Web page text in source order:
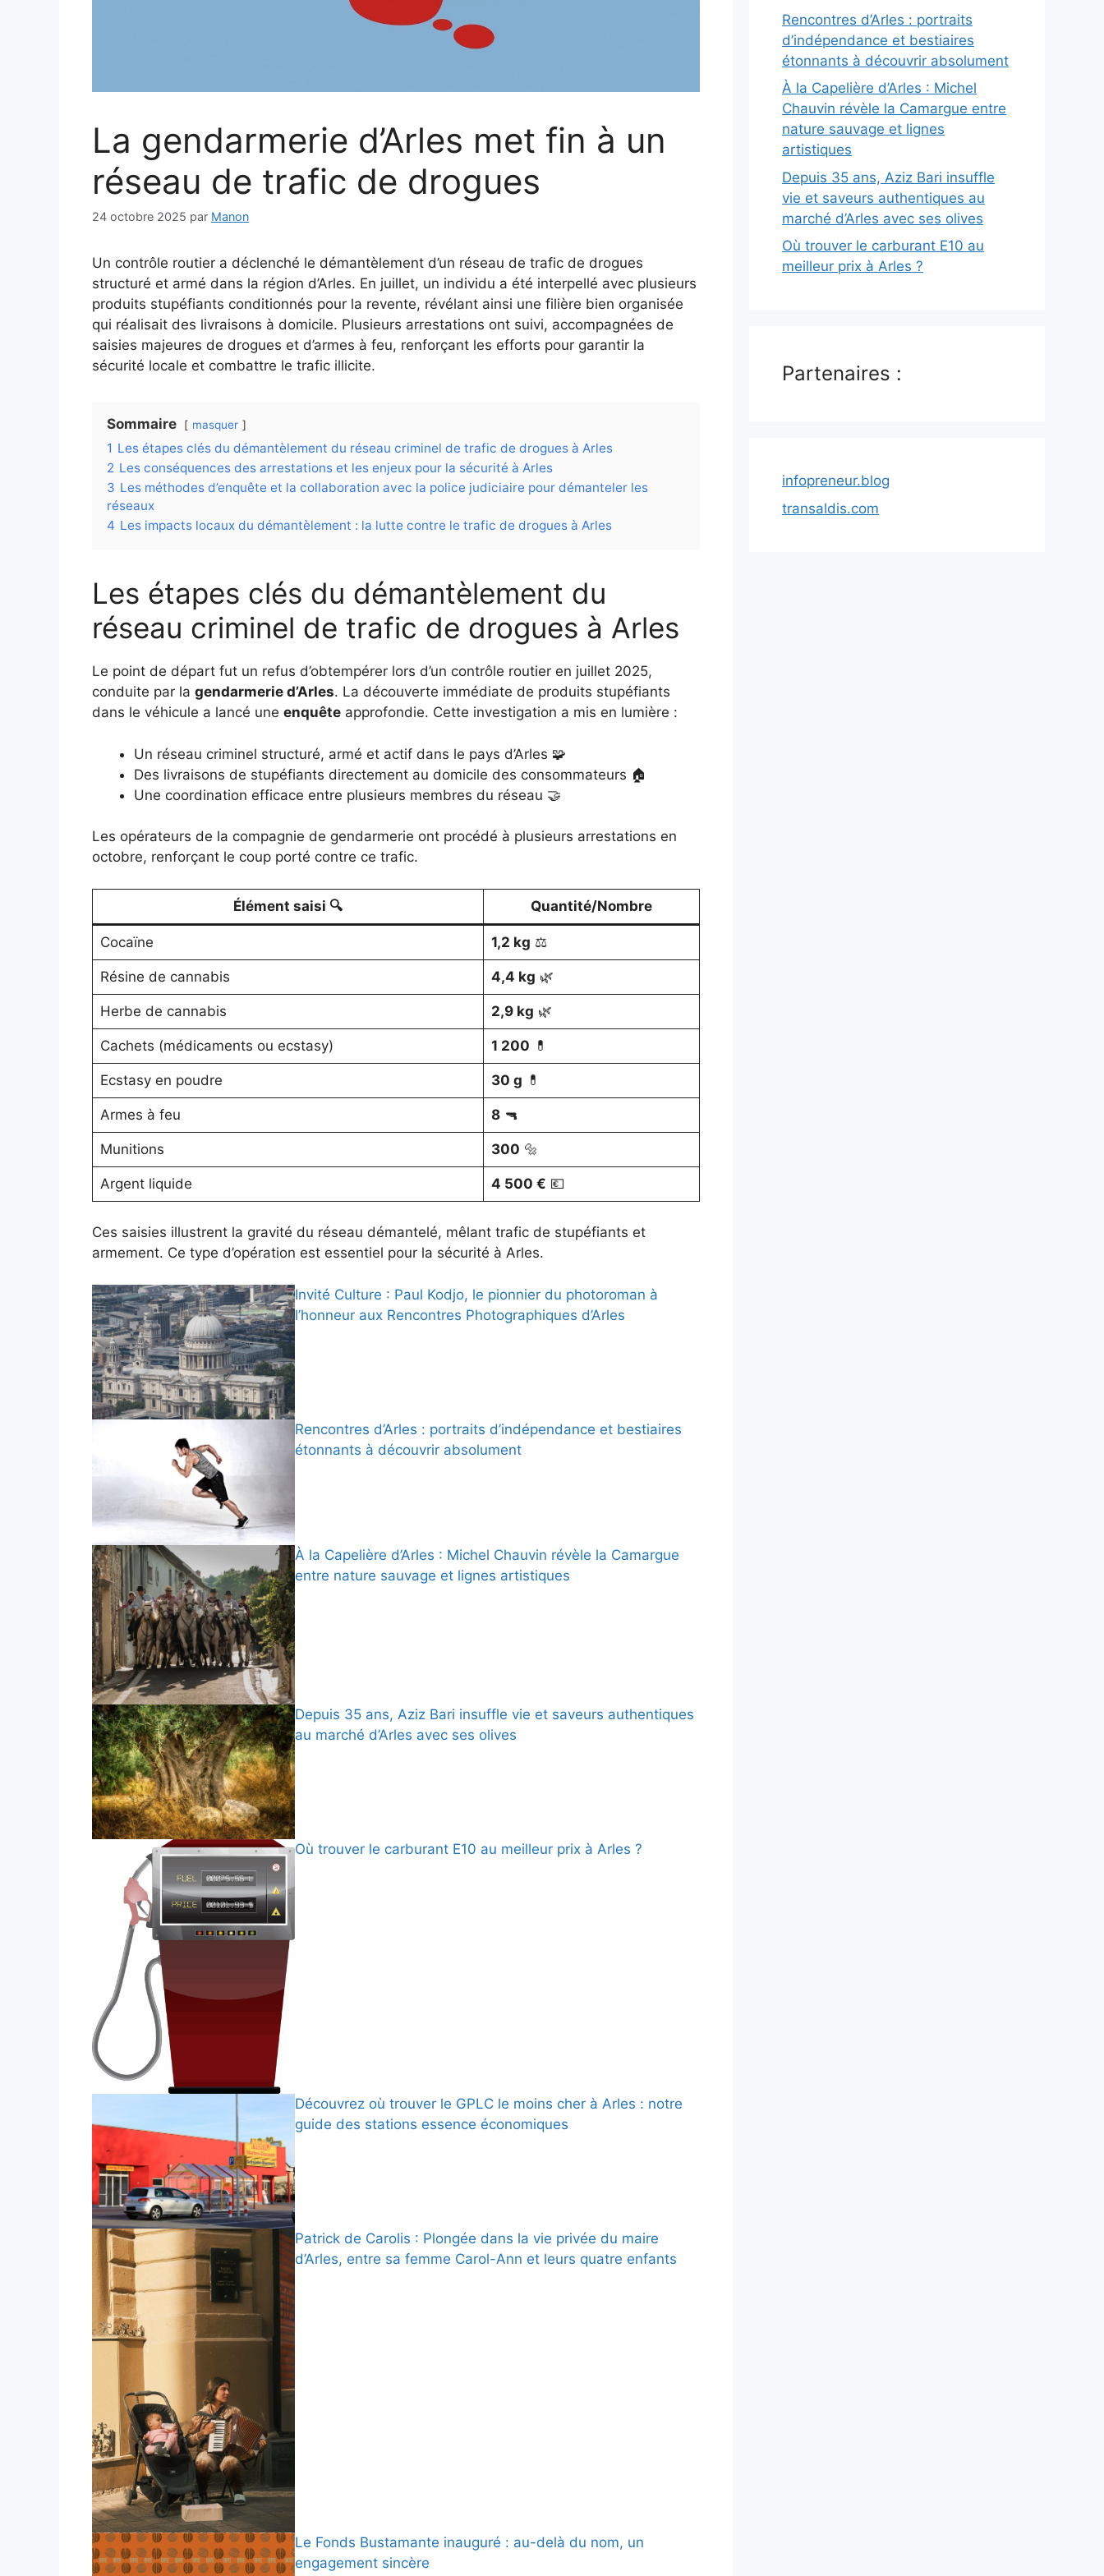
La gendarmerie d’Arles met fin à un
réseau de trafic de drogues
24 octobre 2025 par Manon
Un contrôle routier a déclenché le démantèlement d’un réseau de trafic de drogues
structuré et armé dans la région d’Arles. En juillet, un individu a été interpellé avec plusieurs
produits stupéfiants conditionnés pour la revente, révélant ainsi une filière bien organisée
qui réalisait des livraisons à domicile. Plusieurs arrestations ont suivi, accompagnées de
saisies majeures de drogues et d’armes à feu, renforçant les efforts pour garantir la
sécurité locale et combattre le trafic illicite.
Sommaire masquer
1 Les étapes clés du démantèlement du réseau criminel de trafic de drogues à Arles
2 Les conséquences des arrestations et les enjeux pour la sécurité à Arles
3 Les méthodes d’enquête et la collaboration avec la police judiciaire pour démanteler les
réseaux
4 Les impacts locaux du démantèlement : la lutte contre le trafic de drogues à Arles
Les étapes clés du démantèlement du
réseau criminel de trafic de drogues à Arles
Le point de départ fut un refus d’obtempérer lors d’un contrôle routier en juillet 2025,
conduite par la gendarmerie d’Arles. La découverte immédiate de produits stupéfiants
dans le véhicule a lancé une enquête approfondie. Cette investigation a mis en lumière :
Un réseau criminel structuré, armé et actif dans le pays d’Arles 🧩
Des livraisons de stupéfiants directement au domicile des consommateurs 🏠
Une coordination efficace entre plusieurs membres du réseau 🤝
Les opérateurs de la compagnie de gendarmerie ont procédé à plusieurs arrestations en
octobre, renforçant le coup porté contre ce trafic.
Élément saisi 🔍 Quantité/Nombre
Cocaïne 1,2 kg ⚖️
Résine de cannabis 4,4 kg 🌿
Herbe de cannabis 2,9 kg 🌿
Cachets (médicaments ou ecstasy) 1 200 💊
Ecstasy en poudre 30 g 💊
Armes à feu 8🔫
Munitions 300 🔩
Argent liquide 4 500 € 💶
Ces saisies illustrent la gravité du réseau démantelé, mêlant trafic de stupéfiants et
armement. Ce type d’opération est essentiel pour la sécurité à Arles.
Invité Culture : Paul Kodjo, le pionnier du photoroman à
l’honneur aux Rencontres Photographiques d’Arles
Rencontres d’Arles : portraits d’indépendance et bestiaires
étonnants à découvrir absolument
À la Capelière d’Arles : Michel Chauvin révèle la Camargue
entre nature sauvage et lignes artistiques
Depuis 35 ans, Aziz Bari insuffle vie et saveurs authentiques
au marché d’Arles avec ses olives
Où trouver le carburant E10 au meilleur prix à Arles ?
Découvrez où trouver le GPLC le moins cher à Arles : notre
guide des stations essence économiques
Patrick de Carolis : Plongée dans la vie privée du maire
d’Arles, entre sa femme Carol-Ann et leurs quatre enfants
Le Fonds Bustamante inauguré : au-delà du nom, un
engagement sincère
Rencontres d’Arles : portraits
d’indépendance et bestiaires
étonnants à découvrir absolument
À la Capelière d’Arles : Michel
Chauvin révèle la Camargue entre
nature sauvage et lignes
artistiques
Depuis 35 ans, Aziz Bari insuffle
vie et saveurs authentiques au
marché d’Arles avec ses olives
Où trouver le carburant E10 au
meilleur prix à Arles ?
Partenaires :
infopreneur.blog
transaldis.com